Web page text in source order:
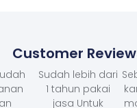
Customer
Sudah lebih dari
1 tahun pakai
jasa Untuk